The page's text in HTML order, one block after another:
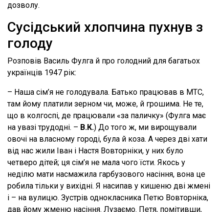
дозволу.
Сусідський хлопчина пухнув з
голоду
Розповів Василь Фулга й про голодний для багатьох
українців 1947 рік:
– Наша сім’я не голодувала. Батько працював в МТС,
там йому платили зерном чи, може, й грошима. Не те,
що в колгоспі, де працювали «за паличку» (Фулга має
на увазі трудодні. – В.К.) До того ж, ми вирощували
овочі на власному городі, була й коза. А через дві хати
від нас жили Іван і Настя Вовторніки, у них було
четверо дітей; ця сім’я не мала чого їсти. Якось у
неділю мати насмажила гарбузового насіння, вона це
робила тільки у вихідні. Я насипав у кишеню дві жмені
і – на вулицю. Зустрів однокласника Петю Вовторніка,
дав йому жменю насіння. Лузаємо. Петя, помітивши,